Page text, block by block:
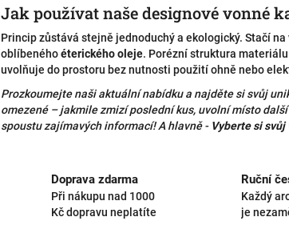
Jak používat naše designové vonné
Princip zůstává stejně jednoduchý a ekologický. Stačí
oblíbenéhoéterického oleje. Porézní struktura
uvolňuje do prostoru bez nutnosti použití ohně nebo
Prozkoumejte naši aktuální nabídku a najděte si svůj
omezené – jakmile zmizí poslední kus, uvolní místo
spoustu zajímavých informací!A hlavně - Vyberte si svůj
Doprava zdarma
Při nákupu nad 1000
Kč dopravu neplatíte
Ruční
Každý
je